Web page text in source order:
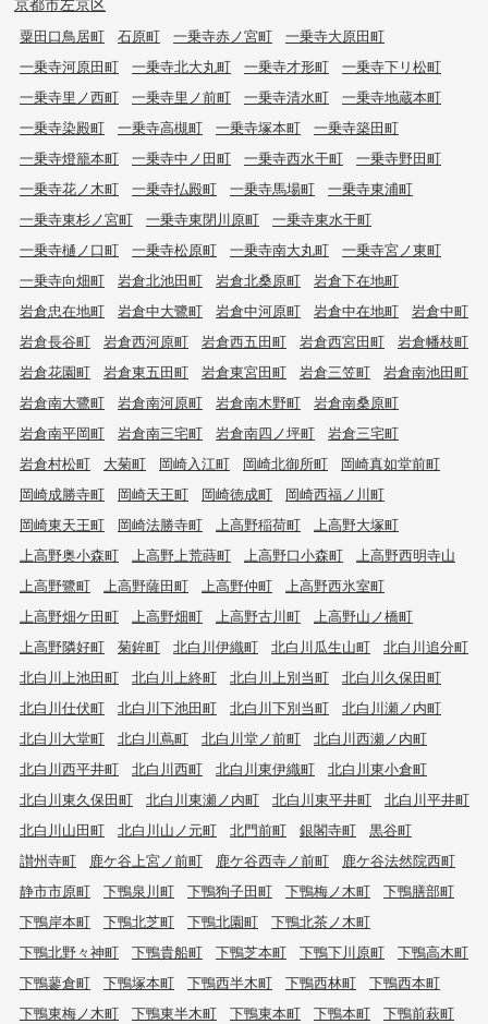
粟田口鳥居町 石原町 一乗寺赤ノ宮町
一乗寺大原田町
一乗寺河原田町
一乗寺北大丸町 一乗寺才形町
一乗寺下リ松町
一乗寺里ノ西町
一乗寺里ノ前町 一乗寺清水町
一乗寺地蔵本町
一乗寺染殿町
一乗寺高槻町 一乗寺塚本町
一乗寺築田町
一乗寺燈籠本町
一乗寺中ノ田町 一乗寺西水干町
一乗寺野田町
一乗寺花ノ木町
一乗寺払殿町 一乗寺馬場町
一乗寺東浦町
一乗寺東杉ノ宮町
一乗寺東閉川原町
一乗寺東水干町
一乗寺樋ノ口町
一乗寺松原町 一乗寺南大丸町
一乗寺宮ノ東町
一乗寺向畑町
岩倉北池田町 岩倉北桑原町
岩倉下在地町
岩倉忠在地町
岩倉中大鷺町 岩倉中河原町 岩倉中在地町
岩倉中町
岩倉長谷町
岩倉西河原町 岩倉西五田町 岩倉西宮田町
岩倉幡枝町
岩倉花園町
岩倉東五田町 岩倉東宮田町 岩倉三笠町
岩倉南池田町
岩倉南大鷺町
岩倉南河原町 岩倉南木野町
岩倉南桑原町
岩倉南平岡町
岩倉南三宅町 岩倉南四ノ坪町
岩倉三宅町
岩倉村松町
大菊町 岡崎入江町 岡崎北御所町
岡崎真如堂前町
岡崎成勝寺町
岡崎天王町 岡崎徳成町
岡崎西福ノ川町
岡崎東天王町
岡崎法勝寺町 上高野稲荷町
上高野大塚町
上高野奥小森町
上高野上荒蒔町 上高野口小森町
上高野西明寺山
上高野鷺町
上高野薩田町 上高野仲町
上高野西氷室町
上高野畑ケ田町
上高野畑町 上高野古川町
上高野山ノ橋町
上高野隣好町
菊鉾町 北白川伊織町 北白川瓜生山町
北白川追分町
北白川上池田町
北白川上終町 北白川上別当町
北白川久保田町
北白川仕伏町
北白川下池田町 北白川下別当町
北白川瀬ノ内町
北白川大堂町
北白川蔦町 北白川堂ノ前町
北白川西瀬ノ内町
北白川西平井町
北白川西町 北白川東伊織町
北白川東小倉町
北白川東久保田町
北白川東瀬ノ内町 北白川東平井町
北白川平井町
北白川山田町
北白川山ノ元町 北門前町 銀閣寺町
黒谷町
讃州寺町
鹿ケ谷上宮ノ前町 鹿ケ谷西寺ノ前町
鹿ケ谷法然院西町
静市市原町
下鴨泉川町 下鴨狗子田町 下鴨梅ノ木町
下鴨膳部町
下鴨岸本町
下鴨北芝町 下鴨北園町
下鴨北茶ノ木町
下鴨北野々神町
下鴨貴船町 下鴨芝本町 下鴨下川原町
下鴨高木町
下鴨蓼倉町
下鴨塚本町 下鴨西半木町 下鴨西林町
下鴨西本町
下鴨東梅ノ木町
下鴨東半木町 下鴨東本町 下鴨本町
下鴨前萩町